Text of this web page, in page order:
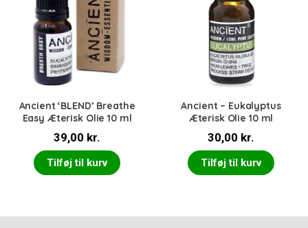
Ancient ‘BLEND’ Breathe
Easy Æterisk Olie 10 ml
39,00 kr.
Tilføj til kurv
Ancient – Eukalyptus
Æterisk Olie 10 ml
30,00 kr.
Tilføj til kurv